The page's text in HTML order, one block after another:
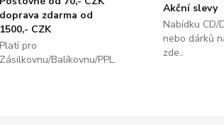
zdarma od
CZK
pro
Balíkovnu/PPL.
Akční slevy
Nabídku CD/
nebo dárků
zde..